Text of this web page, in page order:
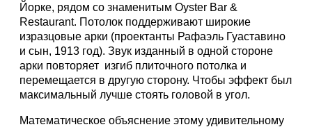
Йорке, рядом со знаменитым Oyster Bar &
Restaurant. Потолок поддерживают широкие
изразцовые арки (проектанты Рафаэль Гуаставино
и сын, 1913 год). Звук изданный в одной стороне
арки повторяет изгиб плиточного потолка и
перемещается в другую сторону. Чтобы эффект был
максимальный лучше стоять головой в угол.
Математическое объяснение этому удивительному